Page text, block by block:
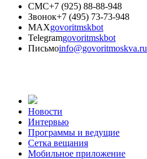
СМС+7 (925) 88-88-948
Звонок+7 (495) 73-73-948
MAXgovoritmskbot
Telegramgovoritmskbot
Письмоinfo@govoritmoskva.ru
Новости
Интервью
Программы и ведущие
Сетка вещания
Мобильное приложение